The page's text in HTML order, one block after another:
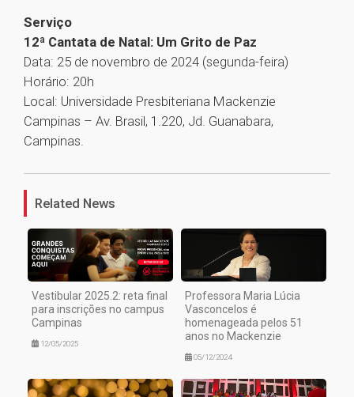
Serviço
12ª Cantata de Natal: Um Grito de Paz
Data: 25 de novembro de 2024 (segunda-feira)
Horário: 20h
Local: Universidade Presbiteriana Mackenzie
Campinas – Av. Brasil, 1.220, Jd. Guanabara,
Campinas.
Related News
Vestibular 2025.2: reta final
para inscrições no campus
Campinas
12/05/2025
Professora Maria Lúcia
Vasconcelos é
homenageada pelos 51
anos no Mackenzie
05/12/2024